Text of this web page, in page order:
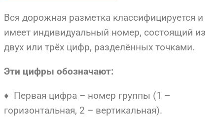
Вся дорожная разметка классифицируется и
имеет индивидуальный номер, состоящий из
двух или трёх цифр, разделённых точками.
Эти цифры обозначают:
♦ Первая цифра – номер группы (1 –
горизонтальная, 2 – вертикальная).